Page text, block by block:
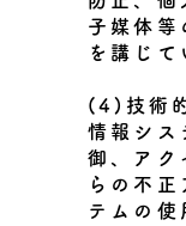
子媒体等
を講じて
(4)技術
情報シス
御、アク
らの不
テムの使